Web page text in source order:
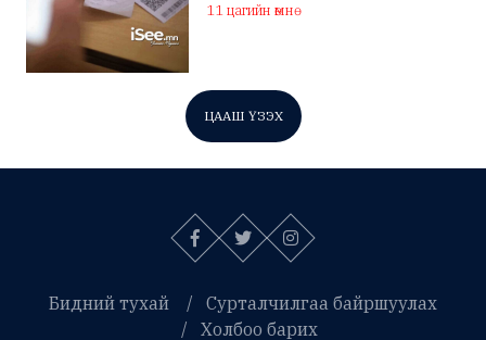
11 цагийн өмнө
ЦААШ ҮЗЭХ
Бидний тухай
Сурталчилгаа байршуулах
Холбоо барих